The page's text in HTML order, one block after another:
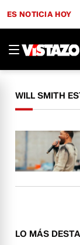
ES NOTICIA HOY
WILL SMITH
LO MÁS